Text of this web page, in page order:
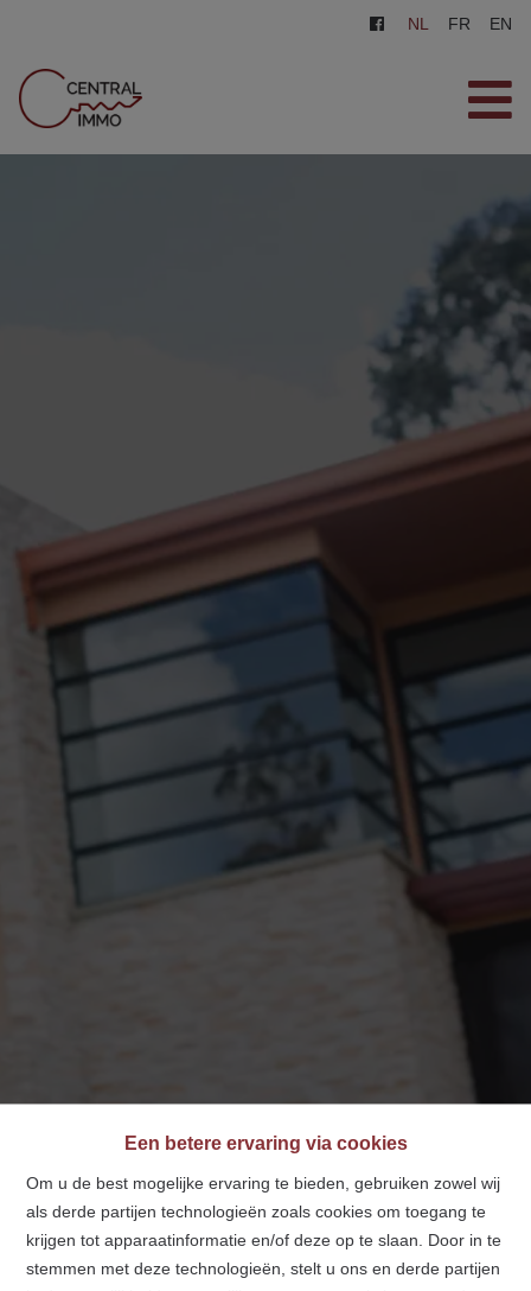
Een betere ervaring via cookies
Om u de best mogelijke ervaring te bieden, gebruiken zowel wij
als derde partijen technologieën zoals cookies om toegang te
krijgen tot apparaatinformatie en/of deze op te slaan. Door in te
stemmen met deze technologieën, stelt u ons en derde partijen
NL FR EN
NL
Contact
Contact